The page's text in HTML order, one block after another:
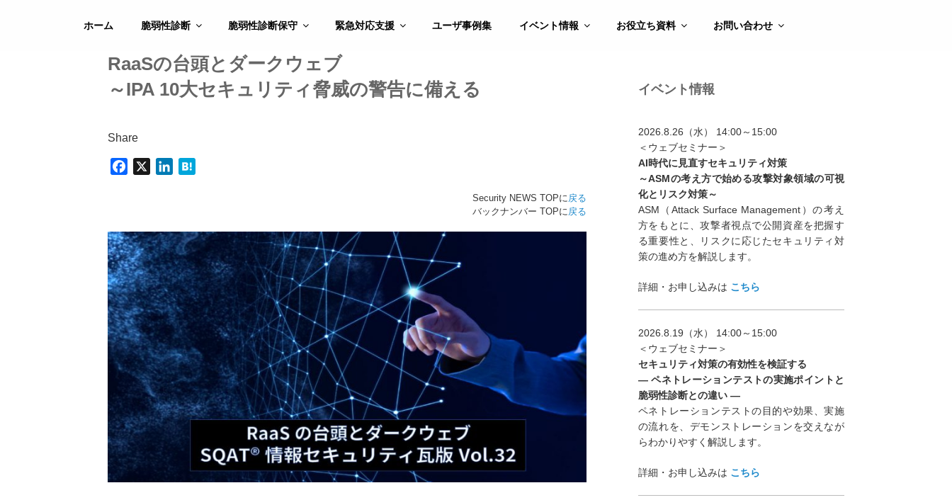
ホーム 脆弱性診断 脆弱性診断保守 緊急対応支援 ユーザ事例集 イベント情報 お役立ち資料 お問い合わせ
RaaSの台頭とダークウェブ
～IPA 10大セキュリティ脅威の警告に備える
Share
b
o
o
k
e
d
I
n
n
a
Security NEWS TOPに 戻る
バックナンバー TOPに 戻る
イベント情報
2026.8.26（水） 14:00～15:00
＜ウェブセミナー＞
AI時代に見直すセキュリティ対策
～ASMの考え方で始める攻撃対象領域の可視
化とリスク対策～
ASM（Attack Surface Management）の考え
方をもとに、攻撃者視点で公開資産を把握す
る重要性と、リスクに応じたセキュリティ対
策の進め方を解説します。
詳細・お申し込みは こちら
2026.8.19（水） 14:00～15:00
＜ウェブセミナー＞
セキュリティ対策の有効性を検証する
― ペネトレーションテストの実施ポイントと
脆弱性診断との違い ―
ペネトレーションテストの目的や効果、実施
の流れを、デモンストレーションを交えなが
らわかりやすく解説します。
詳細・お申し込みは こちら